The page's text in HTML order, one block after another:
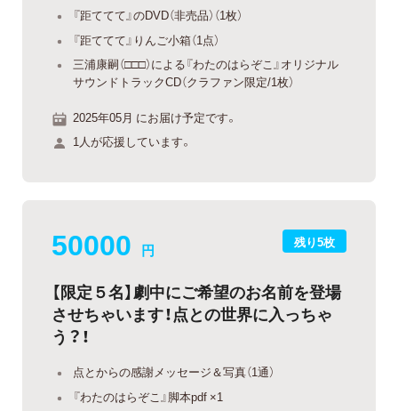
『距ててて』のDVD（非売品）（1枚）
『距ててて』りんご小箱（1点）
三浦康嗣（□□□）による『わたのはらぞこ』オリジナル
サウンドトラックCD（クラファン限定/1枚）
2025年05月 にお届け予定です。
1人が応援しています。
残り5枚
50000 円
【限定５名】劇中にご希望のお名前を登場
させちゃいます！点との世界に入っちゃ
う？！
点とからの感謝メッセージ＆写真（1通）
『わたのはらぞこ』脚本pdf ×1